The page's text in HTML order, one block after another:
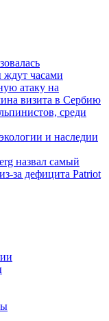
ждут часами
атаку на
визита в Сербию
среди
и наследии
назвал самый
за дефицита Patriot